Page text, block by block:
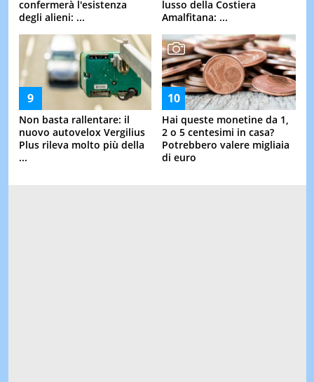
confermerà l'esistenza
degli alieni: ...
lusso della Costiera
Amalfitana: ...
Non basta rallentare: il
nuovo autovelox Vergilius
Plus rileva molto più della
...
Hai queste monetine da 1,
2 o 5 centesimi in casa?
Potrebbero valere migliaia
di euro